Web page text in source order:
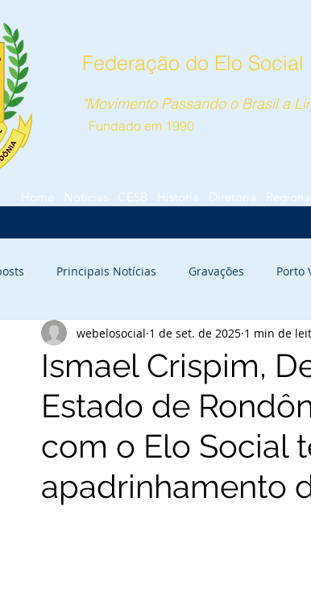
Home Notícias CESB História Diretoria
Federação do Elo Social
"Movimento Passando o Brasil a
Fundado em 1990
Principais Notícias Gravações Porto
Ismael Crispim,
Estado de
com o Elo Social
apadrinhamento
webelosocial 1 de set. de 2025 1 min de